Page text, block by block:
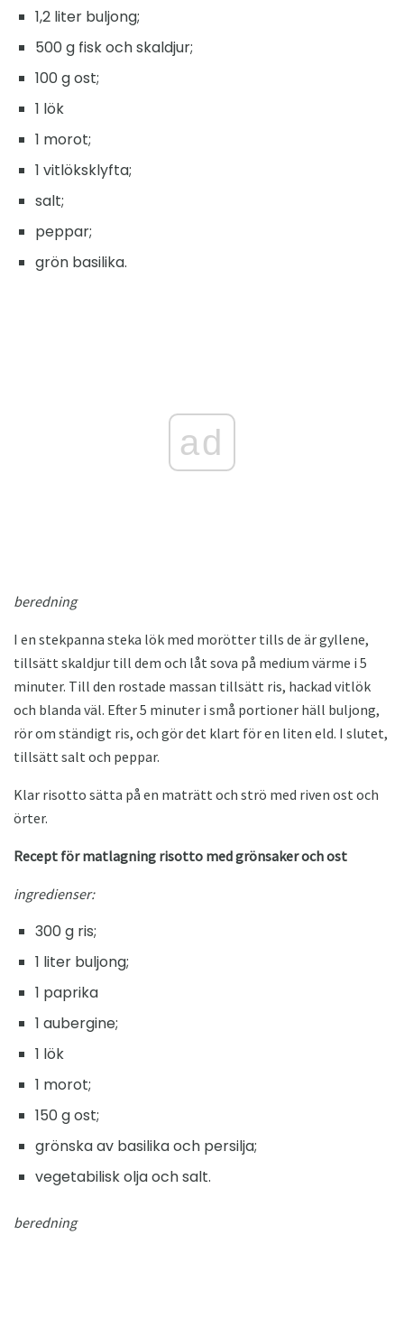
1,2 liter buljong;
500 g fisk och skaldjur;
100 g ost;
1 lök
1 morot;
1 vitlöksklyfta;
salt;
peppar;
grön basilika.
ad
beredning
I en stekpanna steka lök med morötter tills de är gyllene,
tillsätt skaldjur till dem och låt sova på medium värme i 5
minuter. Till den rostade massan tillsätt ris, hackad vitlök
och blanda väl. Efter 5 minuter i små portioner häll buljong,
rör om ständigt ris, och gör det klart för en liten eld. I slutet,
tillsätt salt och peppar.
Klar risotto sätta på en maträtt och strö med riven ost och
örter.
Recept för matlagning risotto med grönsaker och ost
ingredienser:
300 g ris;
1 liter buljong;
1 paprika
1 aubergine;
1 lök
1 morot;
150 g ost;
grönska av basilika och persilja;
vegetabilisk olja och salt.
beredning